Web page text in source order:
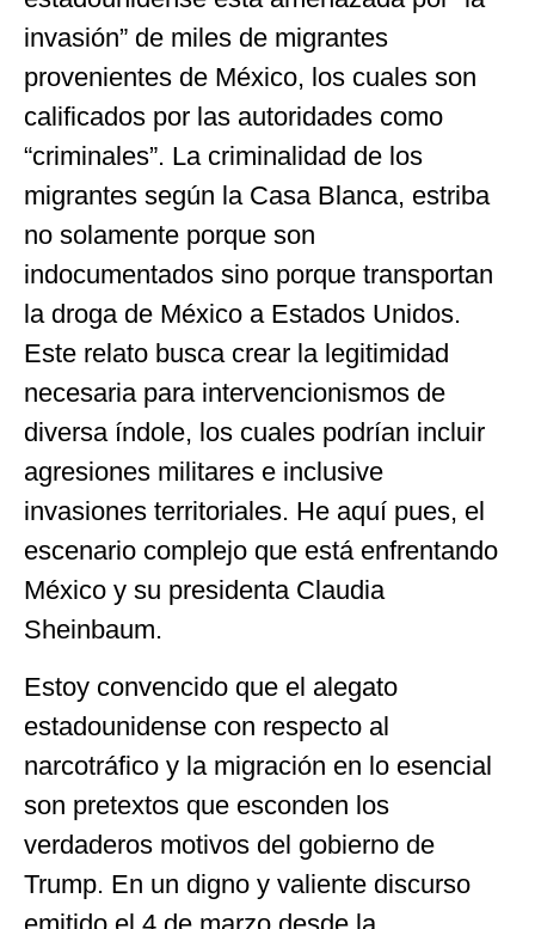
invasión” de miles de migrantes
provenientes de México, los cuales son
calificados por las autoridades como
“criminales”. La criminalidad de los
migrantes según la Casa Blanca, estriba
no solamente porque son
indocumentados sino porque transportan
la droga de México a Estados Unidos.
Este relato busca crear la legitimidad
necesaria para intervencionismos de
diversa índole, los cuales podrían incluir
agresiones militares e inclusive
invasiones territoriales. He aquí pues, el
escenario complejo que está enfrentando
México y su presidenta Claudia
Sheinbaum.
Estoy convencido que el alegato
estadounidense con respecto al
narcotráfico y la migración en lo esencial
son pretextos que esconden los
verdaderos motivos del gobierno de
Trump. En un digno y valiente discurso